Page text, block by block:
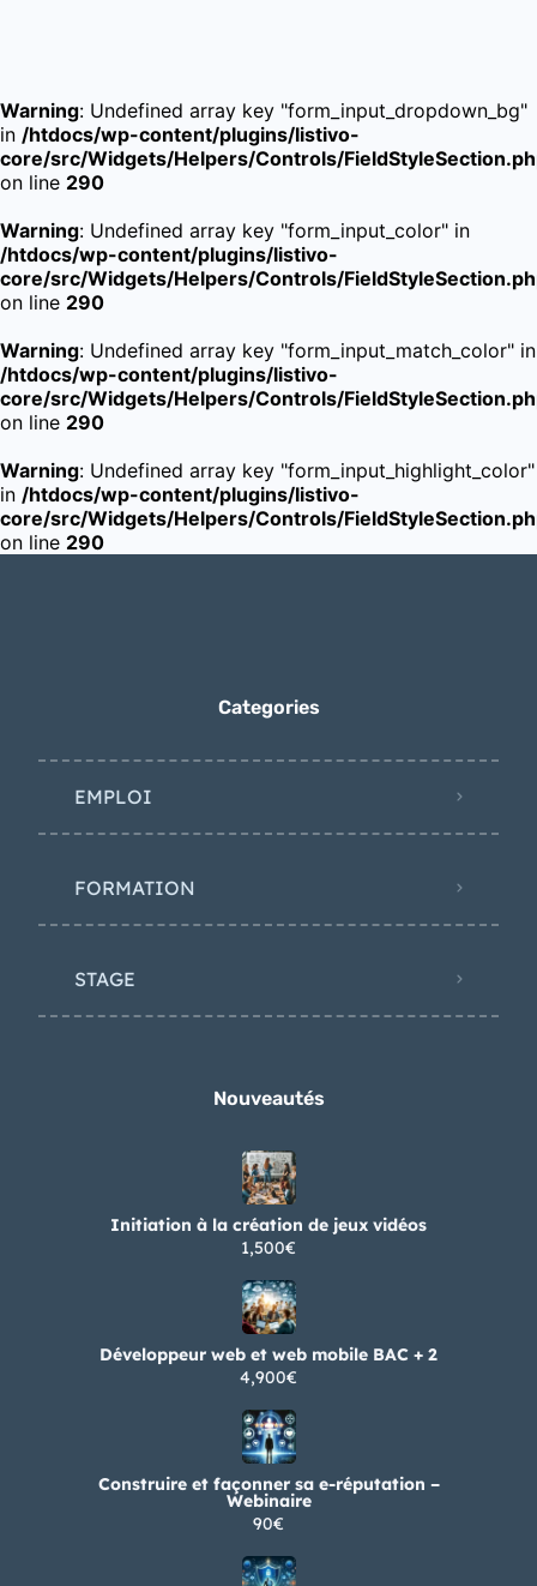
Warning: Undefined array key "form_input_dropdown_bg"
in /htdocs/wp-content/plugins/listivo-
core/src/Widgets/Helpers/Controls/
on line 290
Warning: Undefined array key "form_input_color" in
/htdocs/wp-content/plugins/listivo-
core/src/Widgets/Helpers/Controls/
on line 290
Warning: Undefined array key "form_input_match_color" in
/htdocs/wp-content/plugins/listivo-
core/src/Widgets/Helpers/Controls/
on line 290
Warning: Undefined array key "form_input_highlight_color"
in /htdocs/wp-content/plugins/listivo-
core/src/Widgets/Helpers/Controls/
on line 290
Categories
EMPLOI
FORMATION
STAGE
Nouveautés
Initiation à la création de jeux vidéos
1,500€
Développeur web et web mobile BAC + 2
4,900€
Construire et façonner sa e-réputation –
Webinaire
90€